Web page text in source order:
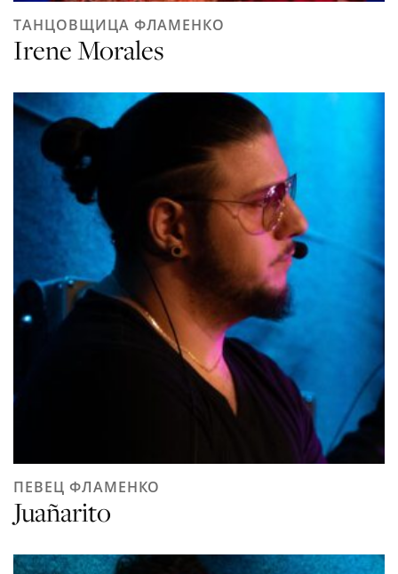
ТАНЦОВЩИЦА ФЛАМЕНКО
Irene Morales
ПЕВЕЦ ФЛАМЕНКО
Juañarito